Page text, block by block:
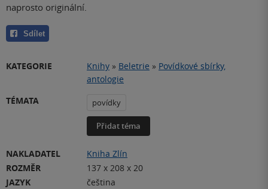
naprosto originální.
Sdílet
KATEGORIE Knihy » Beletrie » Povídkové sbírky,
antologie
TÉMATA
povídky
Přidat téma
NAKLADATEL
Kniha Zlín
ROZMĚR
137 x 208 x 20
JAZYK
čeština